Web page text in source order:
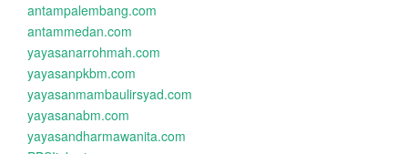
antampalembang.com
antammedan.com
yayasanarrohmah.com
yayasanpkbm.com
yayasanmambaulirsyad.com
yayasanabm.com
yayasandharmawanita.com